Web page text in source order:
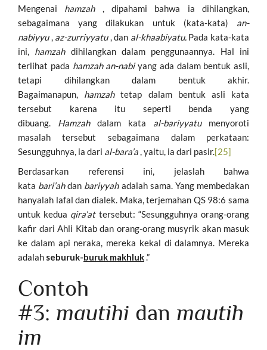
Mengenai hamzah, dipahami bahwa ia dihilangkan,
sebagaimana yang dilakukan untuk (kata-kata) an-
nabiyyu, az-zurriyyatu, dan al-khaabiyatu.Pada kata-kata
ini, hamzahdihilangkan dalam penggunaannya. Hal ini
terlihat pada hamzah an-nabiyang ada dalam bentuk asli,
tetapi dihilangkan dalam bentuk akhir.
Bagaimanapun, hamzahtetap dalam bentuk asli kata
tersebut karena itu seperti benda yang
dibuang. Hamzahdalam kata al-bariyyatumenyoroti
masalah tersebut sebagaimana dalam perkataan:
Sesungguhnya, ia dari al-bara’a, yaitu, ia dari pasir.[25]
Berdasarkan referensi ini, jelaslah bahwa
kata bari’ahdan bariyyahadalah sama. Yang membedakan
hanyalah lafal dan dialek. Maka, terjemahan QS 98:6 sama
untuk kedua qira’attersebut: “Sesungguhnya orang-orang
kafir dari Ahli Kitab dan orang-orang musyrik akan masuk
ke dalam api neraka, mereka kekal di dalamnya. Mereka
adalah seburuk-buruk makhluk.”
Contoh
#3: mautihi dan mautih
im